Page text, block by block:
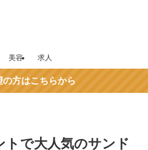
美容 求人
方はこちらから
トで大人気のサンド